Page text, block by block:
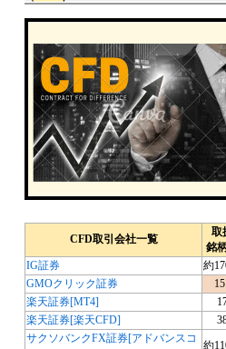
CFD取引会社一覧
取
銘
IG証券
約
GMOクリック証券
楽天証券[MT4]
楽天証券[楽天CFD]
サクソバンクFX証券[アドバンスコ
約